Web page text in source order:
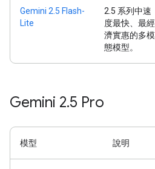
Gemini 2.5 Flash-
Lite
2.5 系列中速
度最快、最經
濟實惠的多模
態模型。
Gemini 2.5 Pro
模型 說明